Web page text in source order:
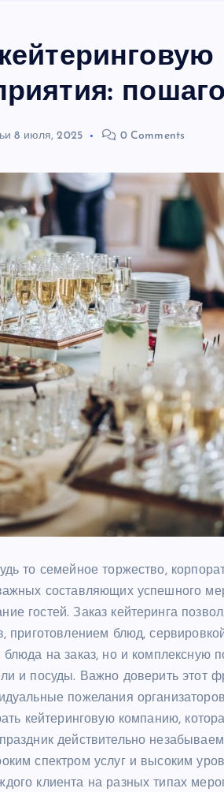
8 июля, 2025 0 Comments
то семейное торжество,
составляющих успешного
гостей. Заказ кейтеринга
приготовлением блюд,
блюда на заказ, но и комплексную
и посуды. Важно доверить этот
пожелания
кейтеринговую компанию,
действительно
спектром услуг и высоким
клиента на разных типах